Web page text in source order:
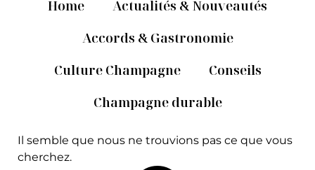
Home
Actualités & Nouveautés
Accords & Gastronomie
Culture Champagne
Conseils
Champagne durable
Il semble que nous ne trouvions pas ce que vous
cherchez.